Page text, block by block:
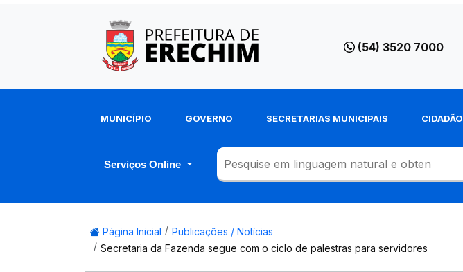
(54) 3520 7000
MUNICÍPIO GOVERNO SECRETARIAS MUNICIPAIS CIDADÃO
Serviços Online
Página Inicial
Publicações / Notícias
Secretaria da Fazenda segue com o ciclo de palestras para servidores